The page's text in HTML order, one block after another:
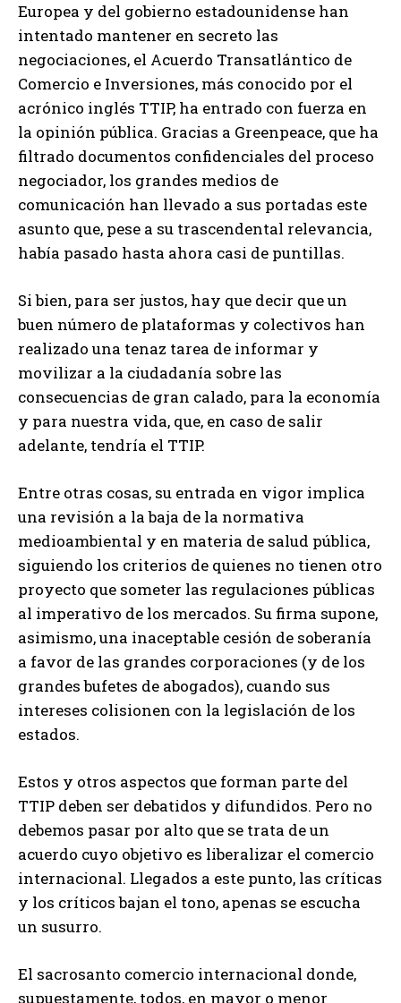
Europea y del gobierno estadounidense han
intentado mantener en secreto las
negociaciones, el Acuerdo Transatlántico de
Comercio e Inversiones, más conocido por el
acrónico inglés TTIP, ha entrado con fuerza en
la opinión pública. Gracias a Greenpeace, que ha
filtrado documentos confidenciales del proceso
negociador, los grandes medios de
comunicación han llevado a sus portadas este
asunto que, pese a su trascendental relevancia,
había pasado hasta ahora casi de puntillas.
Si bien, para ser justos, hay que decir que un
buen número de plataformas y colectivos han
realizado una tenaz tarea de informar y
movilizar a la ciudadanía sobre las
consecuencias de gran calado, para la economía
y para nuestra vida, que, en caso de salir
adelante, tendría el TTIP.
Entre otras cosas, su entrada en vigor implica
una revisión a la baja de la normativa
medioambiental y en materia de salud pública,
siguiendo los criterios de quienes no tienen otro
proyecto que someter las regulaciones públicas
al imperativo de los mercados. Su firma supone,
asimismo, una inaceptable cesión de soberanía
a favor de las grandes corporaciones (y de los
grandes bufetes de abogados), cuando sus
intereses colisionen con la legislación de los
estados.
Estos y otros aspectos que forman parte del
TTIP deben ser debatidos y difundidos. Pero no
debemos pasar por alto que se trata de un
acuerdo cuyo objetivo es liberalizar el comercio
internacional. Llegados a este punto, las críticas
y los críticos bajan el tono, apenas se escucha
un susurro.
El sacrosanto comercio internacional donde,
supuestamente, todos, en mayor o menor